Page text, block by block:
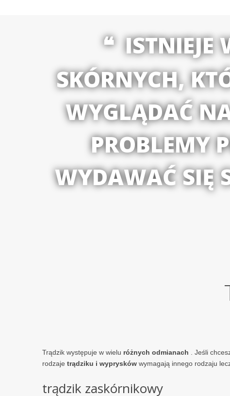
ISTNIEJE
SKÓRNYCH,
WYGLĄDAĆ
PROBLEMY
WYDAWAĆ SIĘ
Trądzik występuje w wielu różnych odmianach . Jeśli
rodzaje trądziku i wyprysków wymagają innego rodzaju
trądzik zaskórnikowy